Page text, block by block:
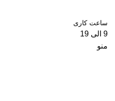
ساعت کاری
9 الی 19
منو